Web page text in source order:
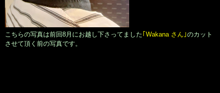
こちらの写真は前回8月にお越し下さってました｢Wakana さん｣のカット
させて頂く前の写真です。